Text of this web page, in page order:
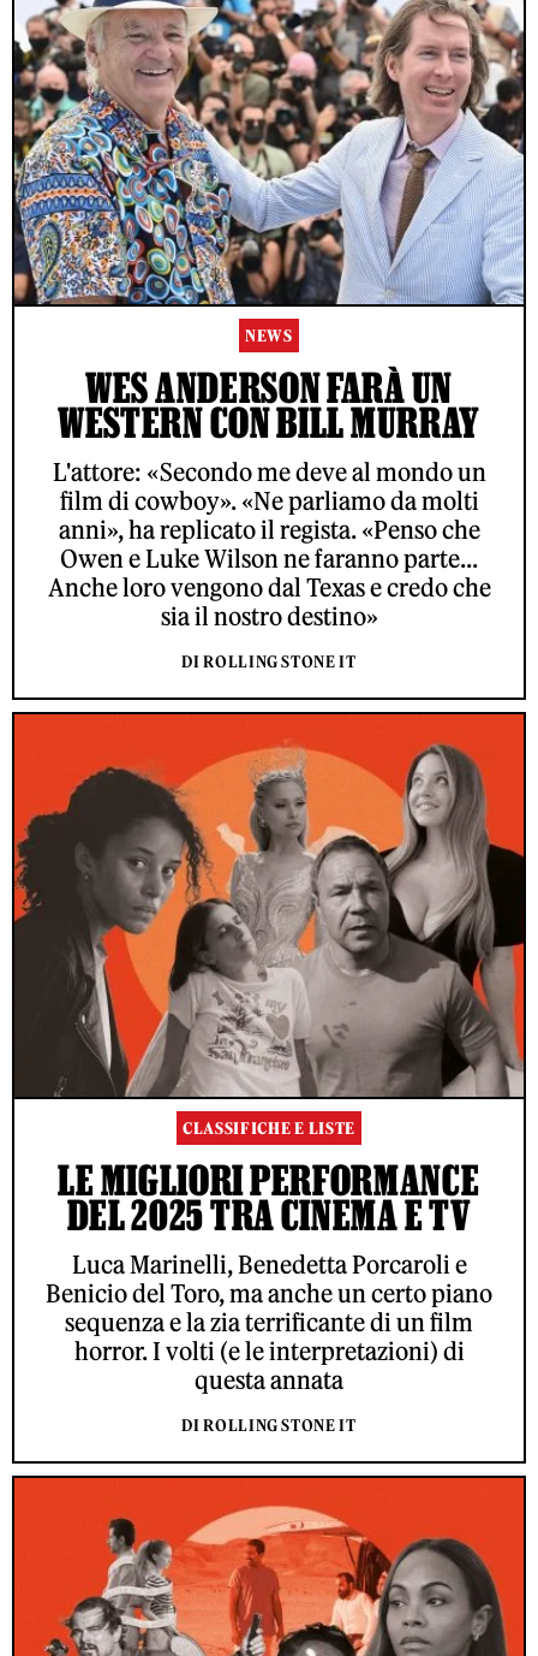
NEWS
WES ANDERSON FARÀ UN
WESTERN CON BILL MURRAY
L'attore: «Secondo me deve al mondo un
film di cowboy». «Ne parliamo da molti
anni», ha replicato il regista. «Penso che
Owen e Luke Wilson ne faranno parte...
Anche loro vengono dal Texas e credo che
sia il nostro destino»
DI ROLLING STONE IT
CLASSIFICHE E LISTE
LE MIGLIORI PERFORMANCE
DEL 2025 TRA CINEMA E TV
Luca Marinelli, Benedetta Porcaroli e
Benicio del Toro, ma anche un certo piano
sequenza e la zia terrificante di un film
horror. I volti (e le interpretazioni) di
questa annata
DI ROLLING STONE IT